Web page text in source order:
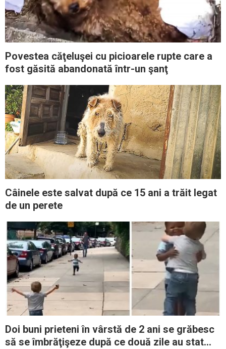
Povestea căţeluşei cu picioarele rupte care a
fost găsită abandonată într-un şanţ
Câinele este salvat după ce 15 ani a trăit legat
de un perete
Doi buni prieteni în vârstă de 2 ani se grăbesc
să se îmbrăţişeze după ce două zile au stat